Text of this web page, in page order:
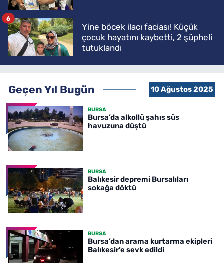
Yine böcek ilacı faciası! Küçük
çocuk hayatını kaybetti, 2 şüpheli
tutuklandı
6
Geçen Yıl Bugün 10 Ağustos 2025
BURSA
Bursa’da alkollü şahıs süs
havuzuna düştü
BURSA
Balıkesir depremi Bursalıları
sokağa döktü
BURSA
Bursa’dan arama kurtarma ekipleri
Balıkesir’e sevk edildi